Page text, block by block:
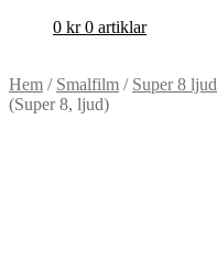
0 kr 0 artiklar
Hem / Smalfilm / Super 8 ljud
(Super 8, ljud)